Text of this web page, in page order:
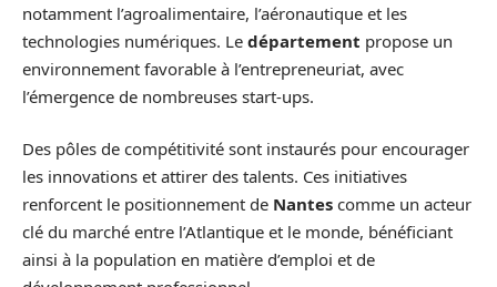
notamment l’agroalimentaire, l’aéronautique et les
technologies numériques. Le département propose un
environnement favorable à l’entrepreneuriat, avec
l’émergence de nombreuses start-ups.
Des pôles de compétitivité sont instaurés pour encourager
les innovations et attirer des talents. Ces initiatives
renforcent le positionnement de Nantes comme un acteur
clé du marché entre l’Atlantique et le monde, bénéficiant
ainsi à la population en matière d’emploi et de